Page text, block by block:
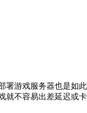
戏服务器也是如
不容易出差延迟或卡